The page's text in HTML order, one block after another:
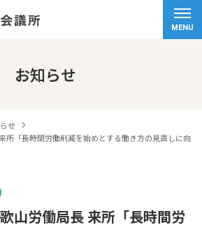
MENU
お知らせ
せ
所「長時間労働削減を始めとする働き方の見直しに向
山労働局長 来所「長時間労